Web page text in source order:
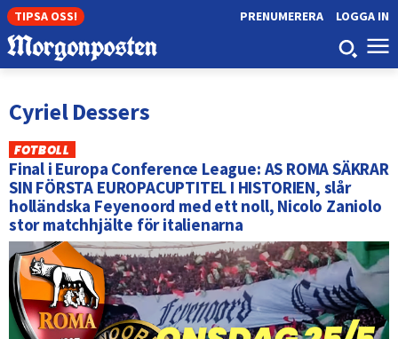
TIPSA OSS! LOGGA IN
PRENUMERERA
Cyriel Dessers
FOTBOLL
Final i Europa Conference League: AS ROMA SÄKRAR
SIN FÖRSTA EUROPACUPTITEL I HISTORIEN, slår
holländska Feyenoord med ett noll, Nicolo Zaniolo
stor matchhjälte för italienarna